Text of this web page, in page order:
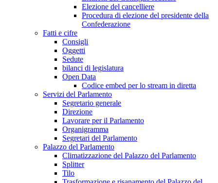
Elezione del cancelliere
Procedura di elezione del presidente della
Confederazione
Fatti e cifre
Consigli
Oggetti
Sedute
bilanci di legislatura
Open Data
Codice embed per lo stream in diretta
Servizi del Parlamento
Segretario generale
Direzione
Lavorare per il Parlamento
Organigramma
Segretari del Parlamento
Palazzo del Parlamento
Climatizzazione del Palazzo del Parlamento
Splitter
Tilo